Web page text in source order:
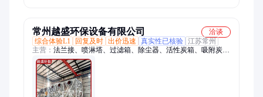
常州越盛环保设备有限公司
洽谈
综合体验L1
回复及时 出价迅速 真实性已核验 江苏常州
主营： 法兰接、喷淋塔、过滤箱、除尘器、活性炭箱、吸附炭
箱、催化燃烧炉、喷淋净化塔、废气洗涤塔、化学洗涤塔、废气
处理塔、废气净化塔、处理洗涤塔、处理水洗塔、布袋除尘设
备、玻璃钢净化塔、活性炭吸附箱、玻璃钢脱硫塔、不锈钢脱硫
塔、催化燃烧设备、玻璃钢洗涤塔、玻璃钢水洗塔、静电除尘设